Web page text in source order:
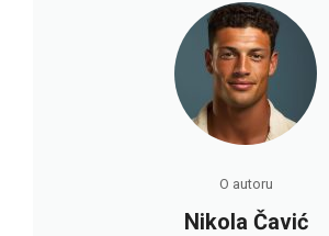
O autoru
Nikola Čavić